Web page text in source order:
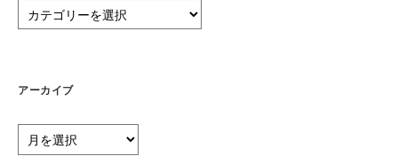
テ
ー
アーカイブ
ー